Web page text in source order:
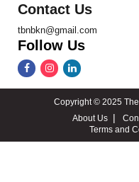
Contact Us
tbnbkn@gmail.com
Follow Us
Copyright © 2025
About Us
Terms and